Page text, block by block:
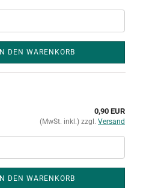
IN DEN WARENKORB
0,90 EUR
(MwSt. inkl.) zzgl. Versand
IN DEN WARENKORB